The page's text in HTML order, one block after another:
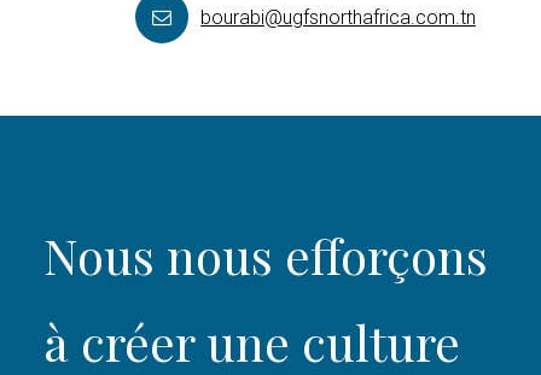
bourabi@ugfsnorthafrica.com.tn
Nous nous efforçons
à créer une culture